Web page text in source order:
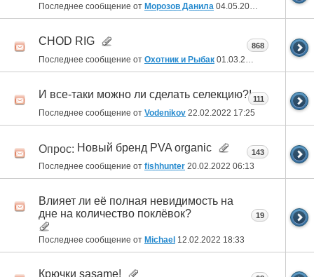
Последнее сообщение от Морозов Данила 04.05.2022
CHOD RIG
Последнее сообщение от Охотник и Рыбак 01.03.2022
868
И все-таки можно ли сделать селекцию?!
Последнее сообщение от Vodenikov 22.02.2022 17:25
111
Опрос: Новый бренд PVA organic
Последнее сообщение от fishhunter 20.02.2022 06:13
143
Влияет ли её полная невидимость на
дне на количество поклёвок?
Последнее сообщение от Michael 12.02.2022 18:33
19
Крючки sasame!